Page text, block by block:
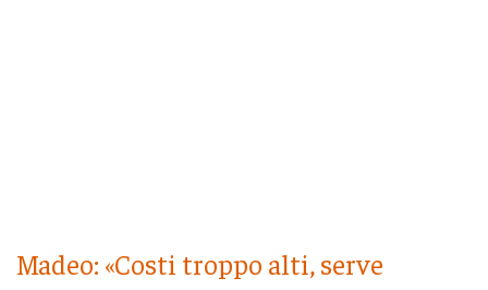
Madeo: «Costi troppo alti, serve